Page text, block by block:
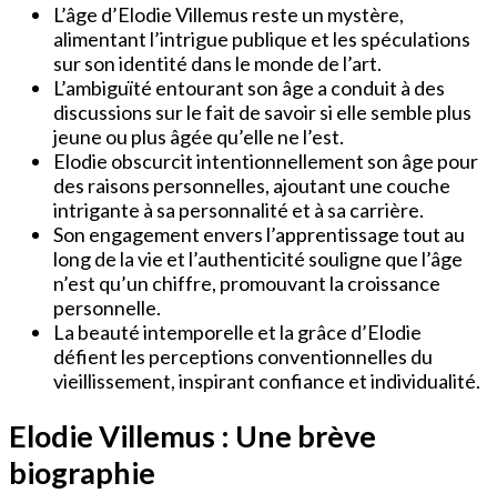
L’âge d’Elodie Villemus reste un mystère,
alimentant l’intrigue publique et les spéculations
sur son identité dans le monde de l’art.
L’ambiguïté entourant son âge a conduit à des
discussions sur le fait de savoir si elle semble plus
jeune ou plus âgée qu’elle ne l’est.
Elodie obscurcit intentionnellement son âge pour
des raisons personnelles, ajoutant une couche
intrigante à sa personnalité et à sa carrière.
Son engagement envers l’apprentissage tout au
long de la vie et l’authenticité souligne que l’âge
n’est qu’un chiffre, promouvant la croissance
personnelle.
La beauté intemporelle et la grâce d’Elodie
défient les perceptions conventionnelles du
vieillissement, inspirant confiance et individualité.
Elodie Villemus : Une brève
biographie